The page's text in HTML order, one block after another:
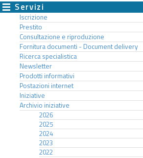
Servizi
Iscrizione
Prestito
Consultazione e riproduzione
Fornitura documenti - Document delivery
Ricerca specialistica
Newsletter
Prodotti informativi
Postazioni internet
Iniziative
Archivio iniziative
2026
2025
2024
2023
2022